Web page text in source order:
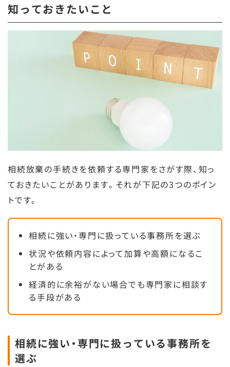
知っておきたいこと
相続放棄の手続きを依頼する専門家をさがす際、知っ
ておきたいことがあります。それが下記の3つのポイン
トです。
相続に強い・専門に扱っている事務所を選ぶ
状況や依頼内容によって加算や高額になるこ
とがある
経済的に余裕がない場合でも専門家に相談す
る手段がある
相続に強い・専門に扱っている事務所を
選ぶ